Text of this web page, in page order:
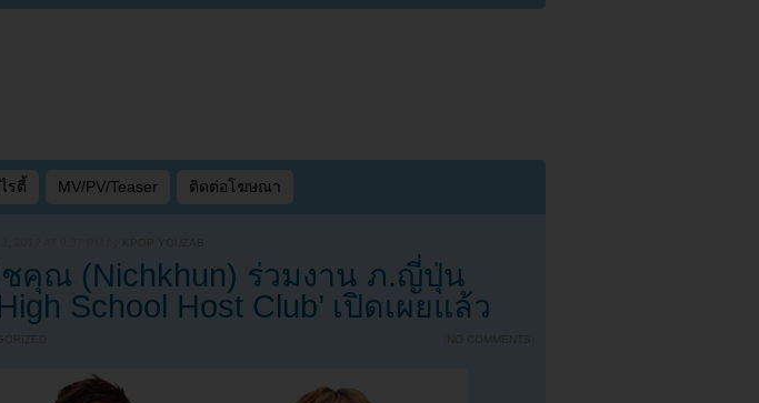
รตี้ MV/PV/Teaser ติดต่อโฆษณา
KPOP YOUZAB
คุณ​ (Nichkhun) ร่วมงาน ภ.ญี่ปุ่น
School Host Club’ เปิดเผยแล้ว
NO COMMENTS